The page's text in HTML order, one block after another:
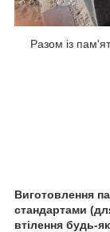
Разом із
Виготовлення
стандартами
втілення будь-